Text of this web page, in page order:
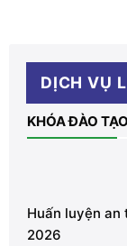
DỊCH VỤ
KHÓA ĐÀO
Huấn luyện an
2026